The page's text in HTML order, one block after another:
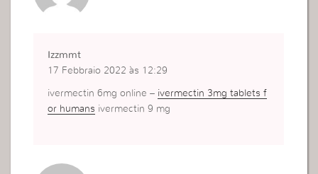
Izzmmt
17 Febbraio 2022 às 12:29
ivermectin 6mg online – ivermectin 3mg tablets f
or humans ivermectin 9 mg